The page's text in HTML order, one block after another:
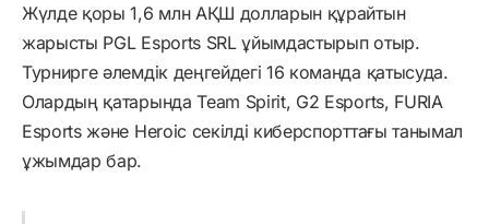
Жүлде қоры 1,6 млн АҚШ долларын құрайтын
жарысты PGL Esports SRL ұйымдастырып отыр.
Турнирге әлемдік деңгейдегі 16 команда қатысуда.
Олардың қатарында Team Spirit, G2 Esports, FURIA
Esports және Heroic секілді киберспорттағы танымал
ұжымдар бар.